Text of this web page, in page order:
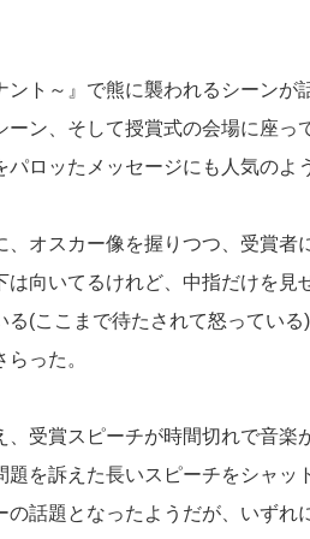
ト～』で熊に襲われるシーンが
ン、そして授賞式の会場に座っ
ロッたメッセージにも人気のよ
、オスカー像を握りつつ、受賞者
向いてるけれど、中指だけを見
る(ここまで待たされて怒ってい
った。
、受賞スピーチが時間切れで音楽
題を訴えた長いスピーチをシャッ
の話題となったようだが、いずれ